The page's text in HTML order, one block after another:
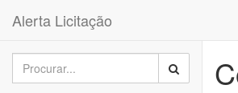
Alerta Licitação